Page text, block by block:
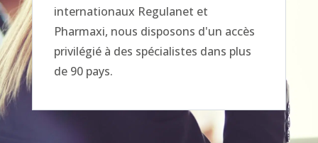
internationaux Regulanet et
Pharmaxi, nous disposons d'un accès
privilégié à des spécialistes dans plus
de 90 pays.